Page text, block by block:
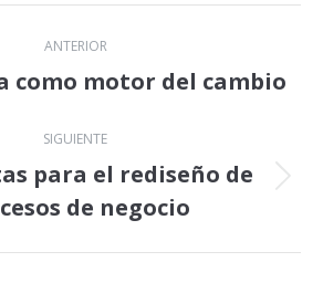
ANTERIOR
Publicación
como motor del cambio
SIGUIENTE
Publicación
siguiente:
para el rediseño de
de negocio